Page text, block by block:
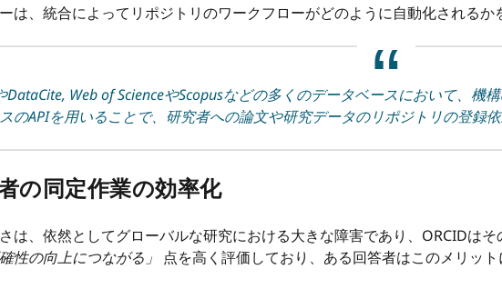
は、統合によってリポジトリのワークフローがどのように自動化されるか
DataCite, Web of ScienceやScopusなどの多くのデータベースにおいて、
のAPIを用いることで、研究者への論文や研究データのリポジトリの登録
の同定作業の効率化
は、依然としてグローバルな研究における大きな障害であり、ORCIDは
性の向上につながる」
点を高く評価しており、ある回答者はこのメリット